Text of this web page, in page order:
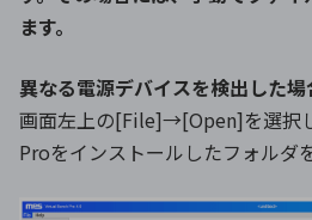
ます。
異なる電源デバイスを検出した
画面左上の[File]→[Open]を選択
Proをインストールしたフォルダ